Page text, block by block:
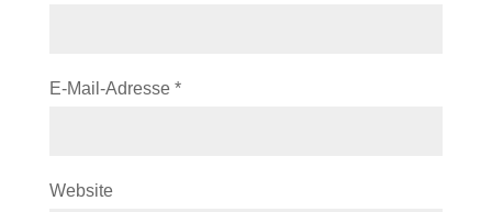
E-Mail-Adresse *
Website